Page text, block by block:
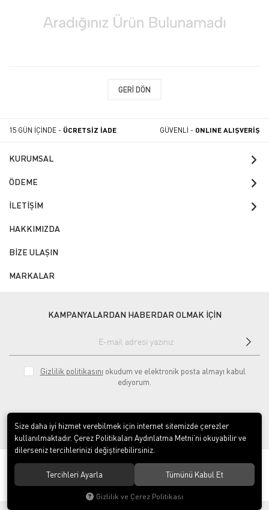
GERI DÖN
15 GÜN İÇİNDE - ÜCRETSİZ İADE GÜVENLİ - ONLINE ALIŞVERİŞ
KURUMSAL
ÖDEME
İLETİŞİM
HAKKIMIZDA
BİZE ULAŞIN
MARKALAR
KAMPANYALARDAN HABERDAR OLMAK İÇİN
Gizlilik politikasını okudum ve elektronik posta almayı kabul
ediyorum.
© 2020ÇINAR ENDÜSTRİYEL MUTFAK LTD.ŞTİ.. Tüm hakları saklıdır.
Size daha iyi hizmet verebilmek için internet sitemizde çerezler
kullanılmaktadır. Çerez Politikaları Aydınlatma Metni’ni okuyabilir ve
dilerseniz tercihlerinizi değiştirebilirsiniz.
Tercihleri Ayarla Tümünü Kabul Et
Gizlilik ve Çerez Politikası